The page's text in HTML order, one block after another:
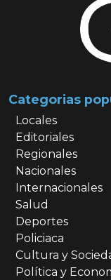
Categorias
Locales
Editoriales
Regionales
Nacionales
Internacionales
Salud
Deportes
Policiaca
Cultura y
Política y